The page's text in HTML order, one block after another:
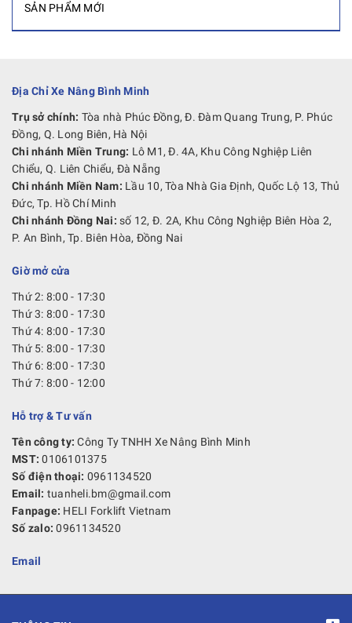
SẢN PHẨM MỚI
Địa Chỉ Xe Nâng Bình Minh
Trụ sở chính: Tòa nhà Phúc Đồng, Đ. Đàm Quang Trung, P. Phúc
Đồng, Q. Long Biên, Hà Nội
Chi nhánh Miền Trung: Lô M1, Đ. 4A, Khu Công Nghiệp Liên
Chiểu, Q. Liên Chiểu, Đà Nẵng
Chi nhánh Miền Nam: Lầu 10, Tòa Nhà Gia Định, Quốc Lộ 13, Thủ
Đức, Tp. Hồ Chí Minh
Chi nhánh Đồng Nai: số 12, Đ. 2A, Khu Công Nghiệp Biên Hòa 2,
P. An Bình, Tp. Biên Hòa, Đồng Nai
Giờ mở cửa
Thứ 2: 8:00 - 17:30
Thứ 3: 8:00 - 17:30
Thứ 4: 8:00 - 17:30
Thứ 5: 8:00 - 17:30
Thứ 6: 8:00 - 17:30
Thứ 7: 8:00 - 12:00
Hỗ trợ & Tư vấn
Tên công ty: Công Ty TNHH Xe Nâng Bình Minh
MST: 0106101375
Số điện thoại: 0961134520
Email: tuanheli.bm@gmail.com
Fanpage: HELI Forklift Vietnam
Số zalo: 0961134520
Email